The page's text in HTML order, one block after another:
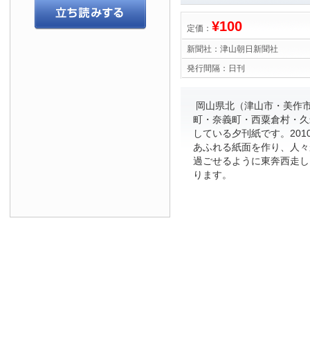
定価： ¥100
新聞社： 津山朝日新聞社
発行間隔： 日刊
岡山県北（津山市・美作
町・奈義町・西粟倉村・
している夕刊紙です。
あふれる紙面を作り、人
過ごせるように東奔西走
ります。